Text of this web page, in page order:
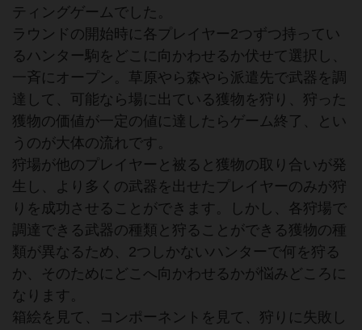
ティングゲームでした。
ラウンドの開始時に各プレイヤー2つずつ持ってい
るハンター駒をどこに向かわせるか伏せて選択し、
一斉にオープン。草原やら森やら派遣先で武器を調
達して、可能なら場に出ている獲物を狩り、狩った
獲物の価値が一定の値に達したらゲーム終了、とい
うのが大体の流れです。
狩場が他のプレイヤーと被ると獲物の取り合いが発
生し、より多くの武器を出せたプレイヤーのみが狩
りを成功させることができます。しかし、各狩場で
調達できる武器の種類と狩ることができる獲物の種
類が異なるため、2つしかないハンターで何を狩る
か、そのためにどこへ向かわせるかが悩みどころに
なります。
箱絵を見て、コンポーネントを見て、狩りに失敗し